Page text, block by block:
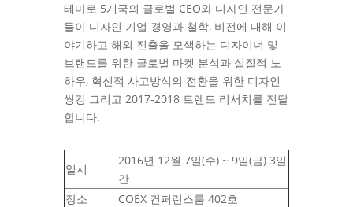
테마로 5개국의 글로벌 CEO와 디자인 전문가
들이 디자인 기업 경영과 철학, 비전에 대해 이
야기하고 해외 진출을 모색하는 디자이너 및
브랜드를 위한 글로벌 마켓 분석과 실질적 노
하우, 혁신적 사고방식의 전환을 위한 디자인
씽킹 그리고 2017-2018 트렌드 리서치를 전달
합니다.
일시
2016년 12월 7일(수) ~ 9일(금) 3일
간
장소
COEX 컨퍼런스룸 402호